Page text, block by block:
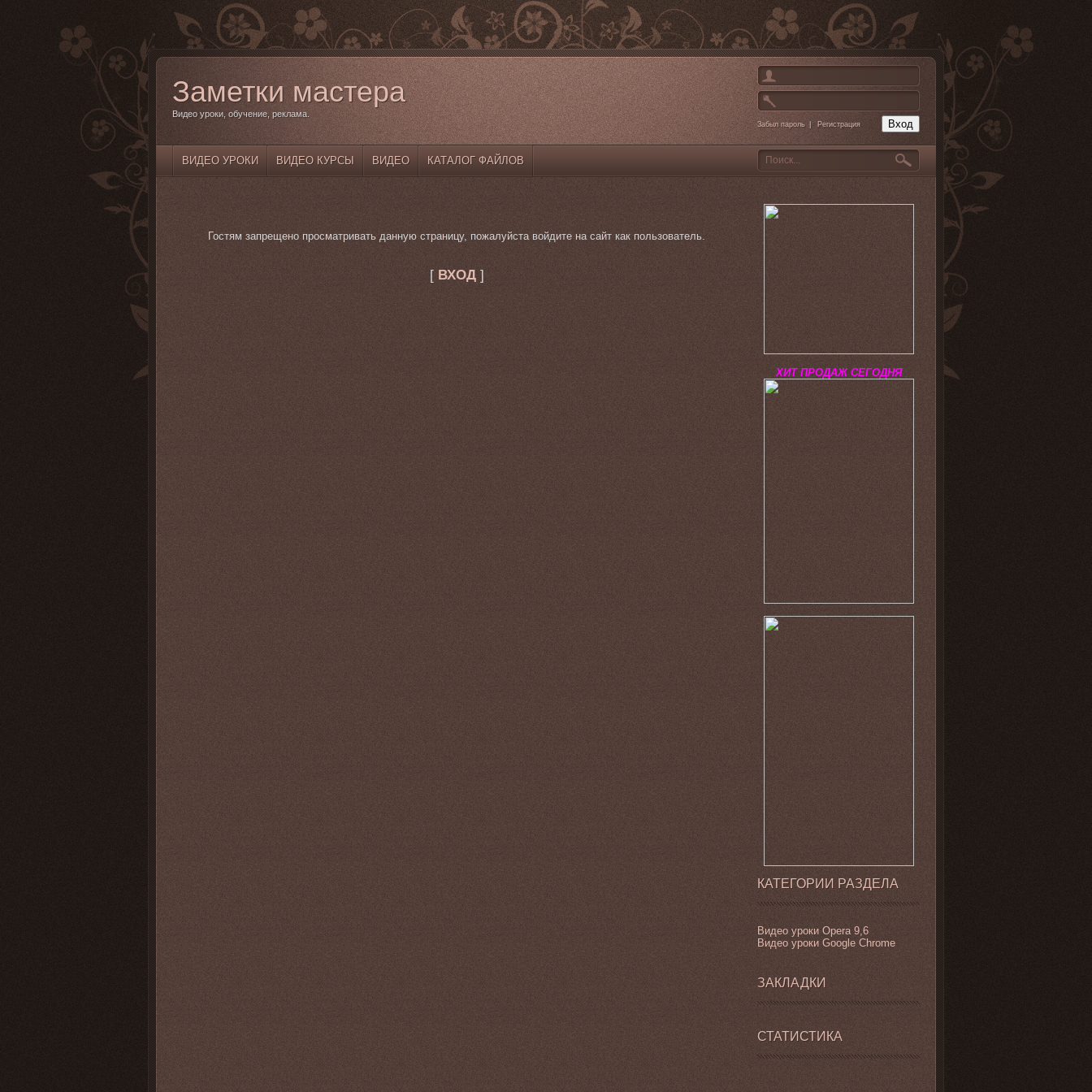
Заметки мастера
Видео уроки, обучение, реклама.
Забыл пароль | Регистрация
ВИДЕО УРОКИ ВИДЕО КУРСЫ ВИДЕО КАТАЛОГ ФАЙЛОВ
ХИТ ПРОДАЖ СЕГОДНЯ
КАТЕГОРИИ РАЗДЕЛА
Видео уроки Opera 9,6
Видео уроки Google Chrome
ЗАКЛАДКИ
СТАТИСТИКА
Гостям запрещено просматривать данную страницу, пожалуйста войдите на сайт как пользователь.
[ ВХОД]